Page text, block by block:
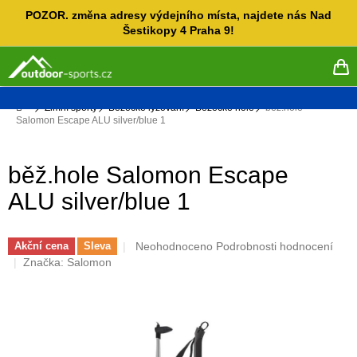
POZOR. změna adresy výdejního místa, najdete nás Nad
Šestikopy 4 Praha 9!
Domů
Zimní sporty Běžecké lyžování Běžecké hole
běž.hole
Salomon Escape ALU silver/blue 1
běž.hole Salomon Escape
ALU silver/blue 1
Akční cena Sleva
Průměrné
hvězdiček.
Neohodnoceno Podrobnosti hodnocení
Značka: Salomon